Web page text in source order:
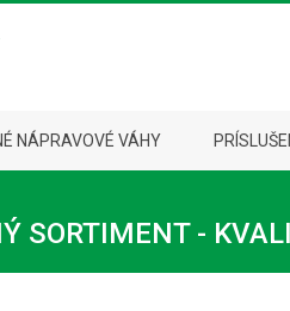
NÁPRAVOVÉ VÁHY
SORTIMENT -